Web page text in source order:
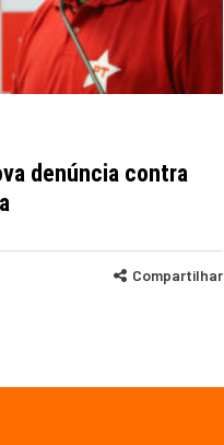
denúncia contra
Compartilhar